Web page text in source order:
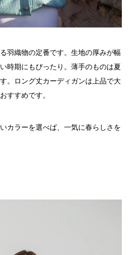
羽織物の定番です。生地の厚みが幅
時期にもぴったり。薄手のものは夏
。ロング丈カーディガンは上品で大
すすめです。
カラーを選べば、一気に春らしさを